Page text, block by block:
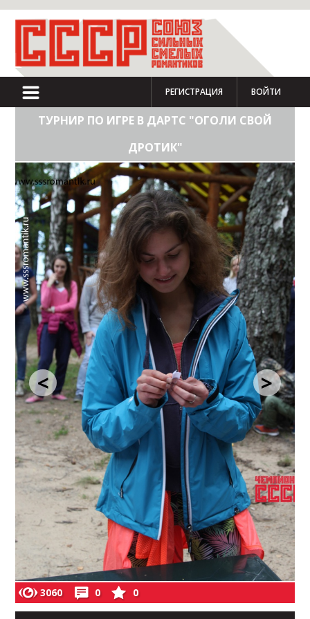
РЕГИСТРАЦИЯ ВОЙТИ
ТУРНИР ПО ИГРЕ В ДАРТС "ОГОЛИ СВОЙ
ДРОТИК"
< >
3060 0 0